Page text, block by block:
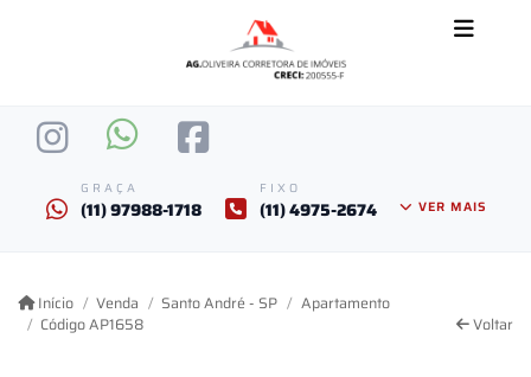
GRAÇA
(11) 97988-1718
FIXO
(11) 4975-2674 VER MAIS
Início Venda Santo André - SP
Apartamento
Código AP1658
Voltar